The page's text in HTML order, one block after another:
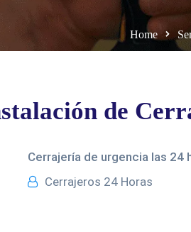
Home
de
Cerrajería de urgencia las 24
Cerrajeros 24 Horas